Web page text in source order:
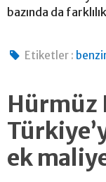
bazında da
Etiketler :
Hürmüz
ek